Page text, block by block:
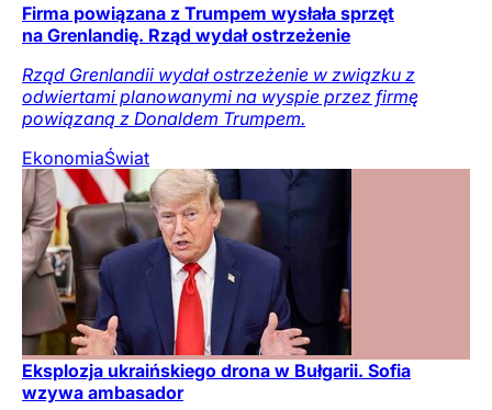
Firma powiązana z Trumpem wysłała sprzęt
na Grenlandię. Rząd wydał ostrzeżenie
Rząd Grenlandii wydał ostrzeżenie w związku z
odwiertami planowanymi na wyspie przez firmę
powiązaną z Donaldem Trumpem.
EkonomiaŚwiat
Eksplozja ukraińskiego drona w Bułgarii. Sofia
wzywa ambasador